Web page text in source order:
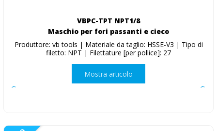
VBPC-TPT NPT1/8
Maschio per fori passanti e cieco
Produttore: vb tools | Materiale da taglio: HSSE-V3 | Tipo di
filetto: NPT | Filettature [per pollice]: 27
Mostra articolo